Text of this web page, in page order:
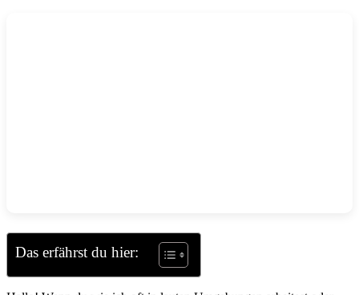
Das erfährst du hier: